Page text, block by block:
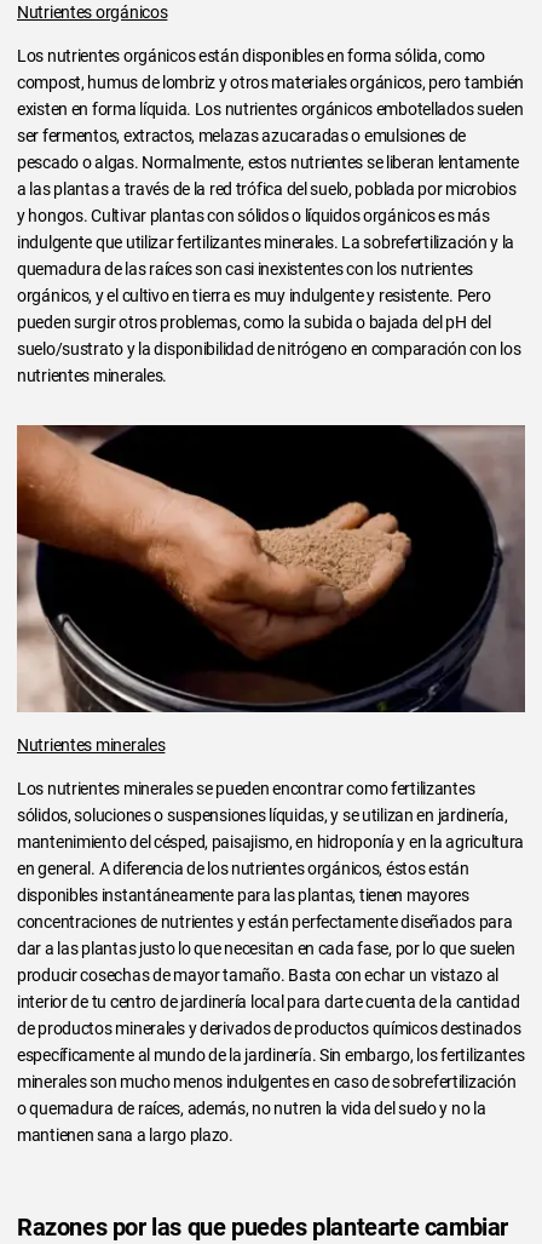
Nutrientes orgánicos
Los nutrientes orgánicos están disponibles en forma sólida, como
compost, humus de lombriz y otros materiales orgánicos, pero también
existen en forma líquida. Los nutrientes orgánicos embotellados suelen
ser fermentos, extractos, melazas azucaradas o emulsiones de
pescado o algas. Normalmente, estos nutrientes se liberan lentamente
a las plantas a través de la red trófica del suelo, poblada por microbios
y hongos. Cultivar plantas con sólidos o líquidos orgánicos es más
indulgente que utilizar fertilizantes minerales. La sobrefertilización y la
quemadura de las raíces son casi inexistentes con los nutrientes
orgánicos, y el cultivo en tierra es muy indulgente y resistente. Pero
pueden surgir otros problemas, como la subida o bajada del pH del
suelo/sustrato y la disponibilidad de nitrógeno en comparación con los
nutrientes minerales.
Nutrientes minerales
Los nutrientes minerales se pueden encontrar como fertilizantes
sólidos, soluciones o suspensiones líquidas, y se utilizan en jardinería,
mantenimiento del césped, paisajismo, en hidroponía y en la agricultura
en general. A diferencia de los nutrientes orgánicos, éstos están
disponibles instantáneamente para las plantas, tienen mayores
concentraciones de nutrientes y están perfectamente diseñados para
dar a las plantas justo lo que necesitan en cada fase, por lo que suelen
producir cosechas de mayor tamaño. Basta con echar un vistazo al
interior de tu centro de jardinería local para darte cuenta de la cantidad
de productos minerales y derivados de productos químicos destinados
específicamente al mundo de la jardinería. Sin embargo, los fertilizantes
minerales son mucho menos indulgentes en caso de sobrefertilización
o quemadura de raíces, además, no nutren la vida del suelo y no la
mantienen sana a largo plazo.
Razones por las que puedes plantearte cambiar